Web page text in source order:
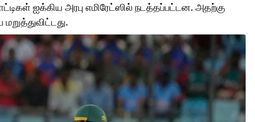
ஐக்கிய அரபு எமிரேட்ஸில் நடத்தப்பட்டன. அதற்கு